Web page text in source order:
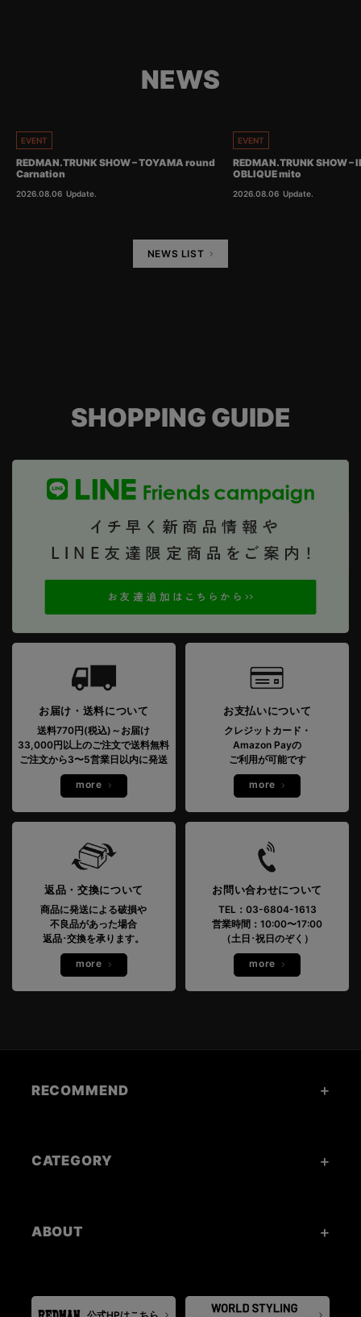
NEWS
EVENT
REDMAN.TRUNK SHOW – TOYAMA round
Carnation
2026.08.06 Update.
EVENT
REDMAN.TRUNK SHOW
OBLIQUE mito
2026.08.06 Update.
NEWS LIST
SHOPPING GUIDE
お届け・送料について
送料770円(税込)～お届け
33,000円以上のご注文で送料無料
ご注文から3〜5営業日以内に発送
more
お支払いについて
クレジットカード・
Amazon Payの
ご利用が可能です
more
返品・交換について
商品に発送による破損や
不良品があった場合
返品･交換を承ります。
more
お問い合わせについて
TEL：03-6804-1613
営業時間：10:00〜17:00
（土日･祝日のぞく）
more
RECOMMEND
CATEGORY
ABOUT